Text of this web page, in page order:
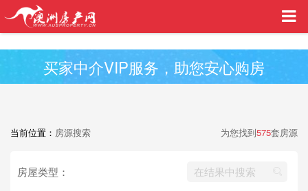
买家中介VIP服务，助您安心购房
当前位置： 房源搜索 为您找到575套房源
房屋类型：